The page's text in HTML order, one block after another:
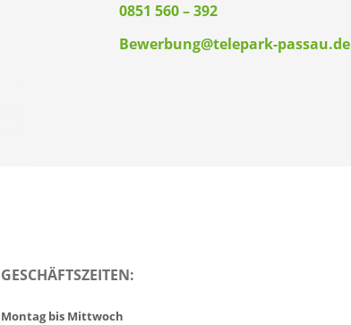
0851 560 – 392
Bewerbung@telepark-passau.de
GESCHÄFTSZEITEN:
Montag bis Mittwoch